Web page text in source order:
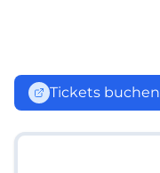
Tickets buchen